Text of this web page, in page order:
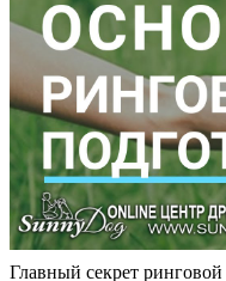
Главный секрет